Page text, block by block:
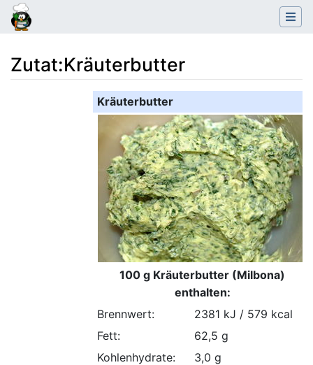
Zutat:Kräuterbutter
Navigation,Suche
Kräuterbutter
100 g Kräuterbutter (Milbona)
enthalten:
Brennwert:
2381 kJ / 579 kcal
Fett:
62,5 g
Kohlenhydrate:
3,0 g